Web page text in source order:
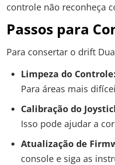
controle não reconheça
Passos para
Para consertar o drift
Limpeza do Controle:
Para áreas mais
Calibração do
Isso pode ajudar a
Atualização de
console e siga as